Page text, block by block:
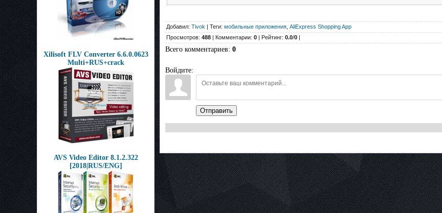
Xilisoft FLV Converter 6.6.0.0623
Multi+RUS+crack
AVS Video Editor 8.1.2.322
[2018|RUS/ENG]
Добавил: Tivok | Теги: мобильные приложения AliExpress Shopping App
Просмотров: 488 | Комментарии: 0 | Рейтинг: 0.0/0 |
Всего комментариев: 0
Войдите:
Отправить